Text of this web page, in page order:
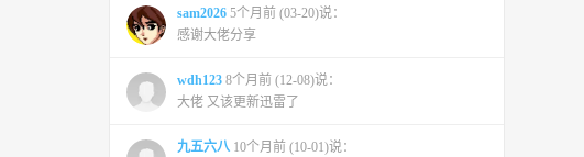
sam2026 5个月前 (03-20)说：
感谢大佬分享
wdh123 8个月前 (12-08)说：
大佬 又该更新迅雷了
九五六八 10个月前 (10-01)说：